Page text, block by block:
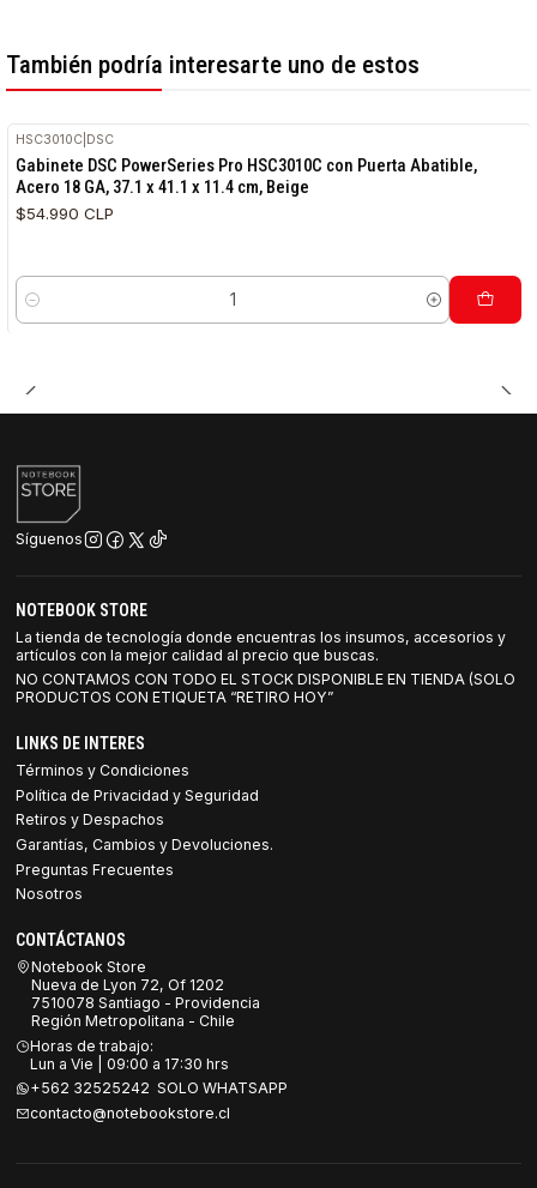
También podría interesarte uno de estos
HSC3010C DSC
Gabinete DSC PowerSeries Pro HSC3010C con Puerta Abatible,
Acero 18 GA, 37.1 x 41.1 x 11.4 cm, Beige
$54.990 CLP
Cantidad
Síguenos
NOTEBOOK STORE
La tienda de tecnología donde encuentras los insumos, accesorios y
artículos con la mejor calidad al precio que buscas.
NO CONTAMOS CON TODO EL STOCK DISPONIBLE EN TIENDA (SOLO
PRODUCTOS CON ETIQUETA “RETIRO HOY”
LINKS DE INTERES
Términos y Condiciones
Política de Privacidad y Seguridad
Retiros y Despachos
Garantías, Cambios y Devoluciones.
Preguntas Frecuentes
Nosotros
CONTÁCTANOS
Notebook Store
Nueva de Lyon 72, Of 1202
7510078 Santiago - Providencia
Región Metropolitana - Chile
Horas de trabajo:
Lun a Vie | 09:00 a 17:30 hrs
+562 32525242 SOLO WHATSAPP
contacto@notebookstore.cl